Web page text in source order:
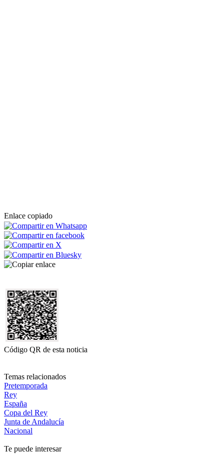
Enlace copiado
Código QR de esta noticia
Temas relacionados
Pretemporada
Rey
España
Copa del Rey
Junta de Andalucía
Nacional
Te puede interesar